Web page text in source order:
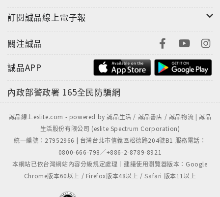
訂閱誠品線上電子報
關注誠品
誠品APP
內政部警政署 165全民防騙網
誠品線上eslite.com - powered by 誠品生活 / 誠品書店 / 誠品物流 | 誠品
生活股份有限公司 (eslite Spectrum Corporation)
統一編號：27952966 | 台灣台北市信義區松德路204號B1 服務電話：
0800-666-798／+886-2-8789-8921
本網站已依台灣網站內容分級規定處理｜建議使用瀏覽器版本：Google
Chrome版本60以上 / Firefox版本48以上 / Safari 版本11以上